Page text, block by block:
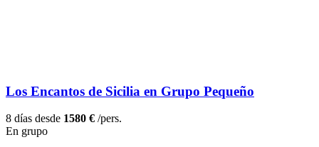
Los Encantos de Sicilia en Grupo Pequeño
8 días desde 1580 € /pers.
En grupo